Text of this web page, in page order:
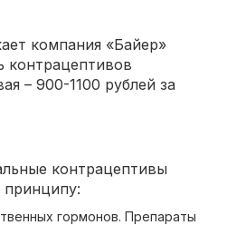
компания «Байер»
контрацептивов
– 900-1100 рублей за
контрацептивы
гормонов. Препараты